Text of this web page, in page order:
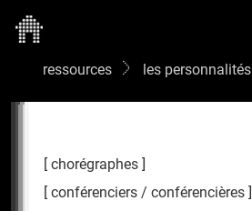
ressources les personnalités
chorégraphes
conférenciers / conférencières